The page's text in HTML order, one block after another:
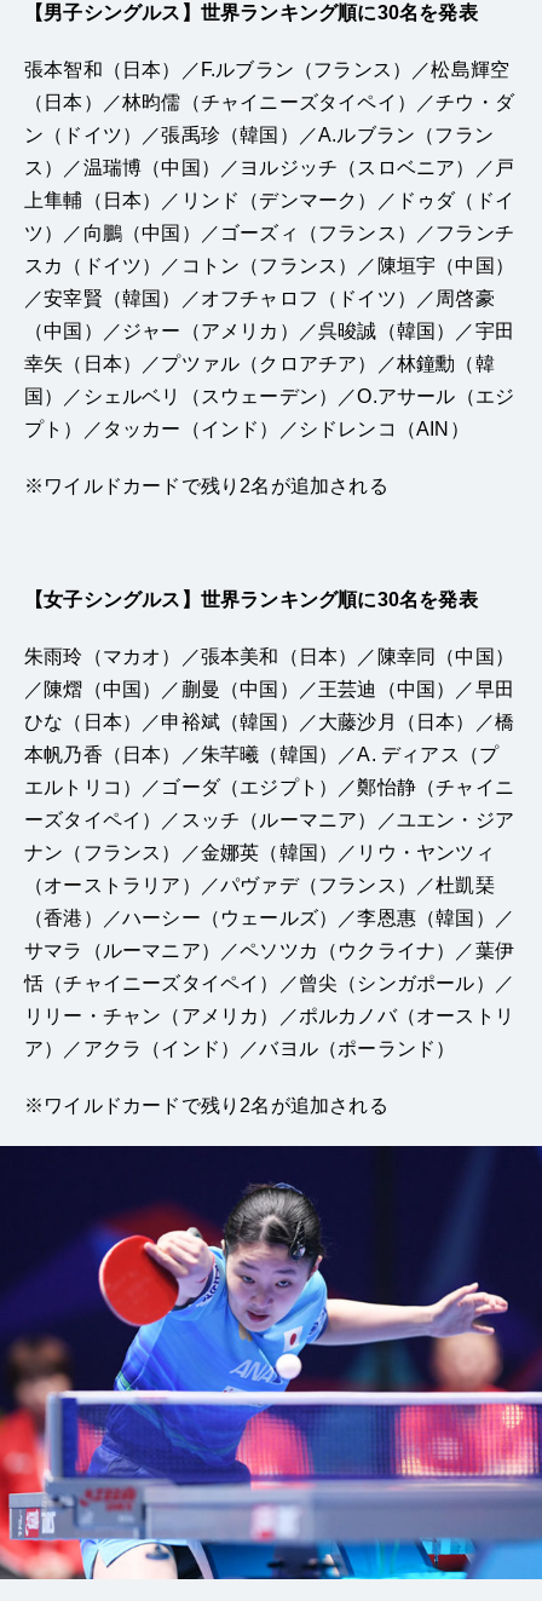
【男子シングルス】世界ランキング順に30名を発表
張本智和（日本）／F.ルブラン（フランス）／松島輝空
（日本）／林昀儒（チャイニーズタイペイ）／チウ・ダ
ン（ドイツ）／張禹珍（韓国）／A.ルブラン（フラン
ス）／温瑞博（中国）／ヨルジッチ（スロベニア）／戸
上隼輔（日本）／リンド（デンマーク）／ドゥダ（ドイ
ツ）／向鵬（中国）／ゴーズィ（フランス）／フランチ
スカ（ドイツ）／コトン（フランス）／陳垣宇（中国）
／安宰賢（韓国）／オフチャロフ（ドイツ）／周啓豪
（中国）／ジャー（アメリカ）／呉晙誠（韓国）／宇田
幸矢（日本）／プツァル（クロアチア）／林鐘勳（韓
国）／シェルベリ（スウェーデン）／O.アサール（エジ
プト）／タッカー（インド）／シドレンコ（AIN）
※ワイルドカードで残り2名が追加される
【女子シングルス】世界ランキング順に30名を発表
朱雨玲（マカオ）／張本美和（日本）／陳幸同（中国）
／陳熠（中国）／蒯曼（中国）／王芸迪（中国）／早田
ひな（日本）／申裕斌（韓国）／大藤沙月（日本）／橋
本帆乃香（日本）／朱芊曦（韓国）／A. ディアス（プ
エルトリコ）／ゴーダ（エジプト）／鄭怡静（チャイニ
ーズタイペイ）／スッチ（ルーマニア）／ユエン・ジア
ナン（フランス）／金娜英（韓国）／リウ・ヤンツィ
（オーストラリア）／パヴァデ（フランス）／杜凱琹
（香港）／ハーシー（ウェールズ）／李恩惠（韓国）／
サマラ（ルーマニア）／ペソツカ（ウクライナ）／葉伊
恬（チャイニーズタイペイ）／曾尖（シンガポール）／
リリー・チャン（アメリカ）／ポルカノバ（オーストリ
ア）／アクラ（インド）／バヨル（ポーランド）
※ワイルドカードで残り2名が追加される